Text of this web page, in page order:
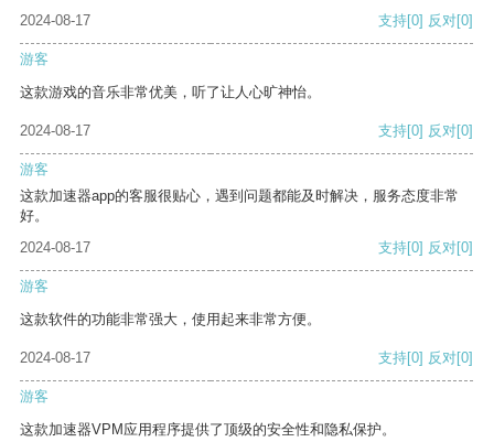
2024-08-17 支持[0] 反对[0]
游客
这款游戏的音乐非常优美，听了让人心旷神怡。
2024-08-17 支持[0] 反对[0]
游客
这款加速器app的客服很贴心，遇到问题都能及时解决，服务态度非常
好。
2024-08-17
支持[0] 反对[0]
游客
这款软件的功能非常强大，使用起来非常方便。
2024-08-17 支持[0] 反对[0]
游客
这款加速器VPM应用程序提供了顶级的安全性和隐私保护。